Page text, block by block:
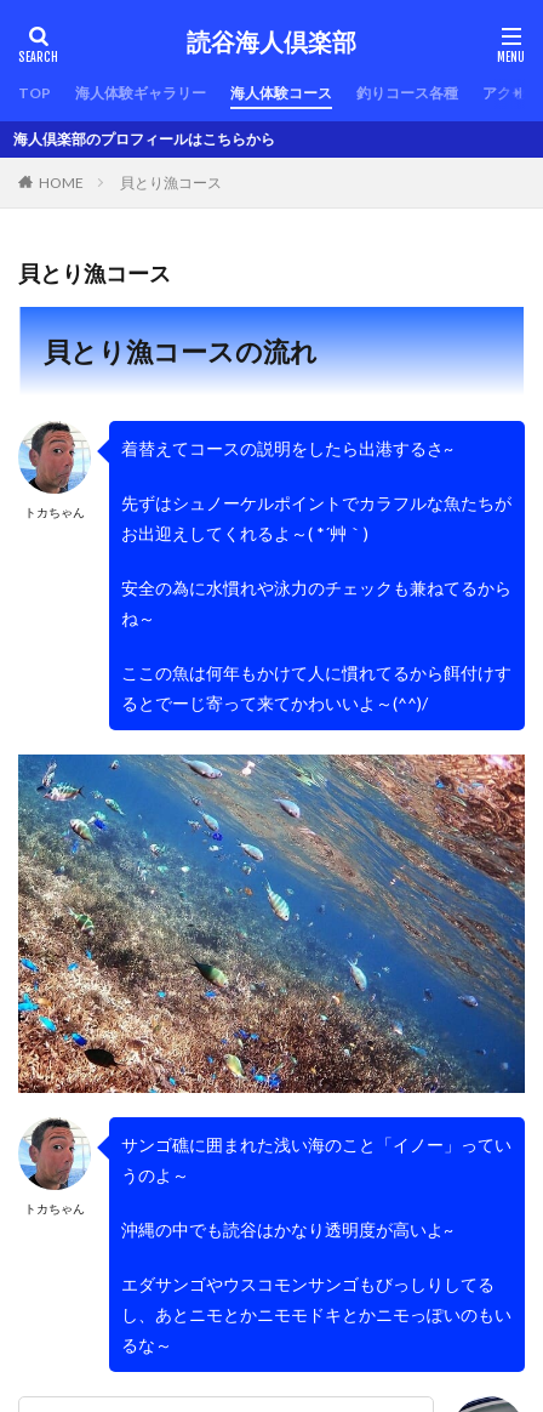
読谷海人倶楽部
TOP 海人体験ギャラリー 海人体験コース 釣りコース各種 アクセス
部のプロフィールはこちらから
HOME 貝とり漁コース
貝とり漁コース
貝とり漁コースの流れ
トカちゃん
着替えてコースの説明をしたら出港するさ~
先ずはシュノーケルポイントでカラフルな魚たちが
お出迎えしてくれるよ～( *´艸｀)
安全の為に水慣れや泳力のチェックも兼ねてるから
ね～
ここの魚は何年もかけて人に慣れてるから餌付けす
るとでーじ寄って来てかわいいよ～(^^)/
トカちゃん
サンゴ礁に囲まれた浅い海のこと「イノー」ってい
うのよ～
沖縄の中でも読谷はかなり透明度が高いよ~
エダサンゴやウスコモンサンゴもびっしりしてる
し、あとニモとかニモモドキとかニモっぽいのもい
るな～